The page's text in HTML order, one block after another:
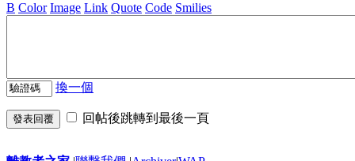
B Color Image Link Quote Code Smilies
換一個
發表回覆 回帖後跳轉到最後一頁